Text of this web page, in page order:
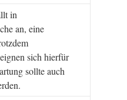
in
an, eine
sich hierfür
sollte auch